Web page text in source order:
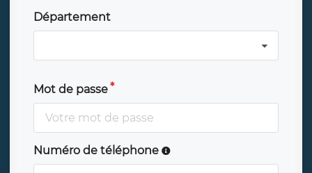
Département
Mot de passe
Numéro de téléphone